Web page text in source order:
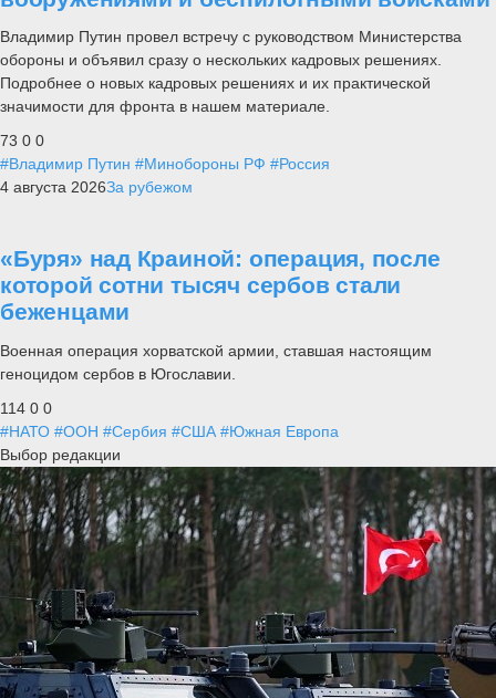
Владимир Путин провел встречу с руководством Министерства
обороны и объявил сразу о нескольких кадровых решениях.
Подробнее о новых кадровых решениях и их практической
значимости для фронта в нашем материале.
73 0 0
#Владимир Путин #Минобороны РФ #Россия
4 августа 2026За рубежом
«Буря» над Краиной: операция, после
которой сотни тысяч сербов стали
беженцами
Военная операция хорватской армии, ставшая настоящим
геноцидом сербов в Югославии.
114 0 0
#НАТО #ООН #Сербия #США #Южная Европа
Выбор редакции